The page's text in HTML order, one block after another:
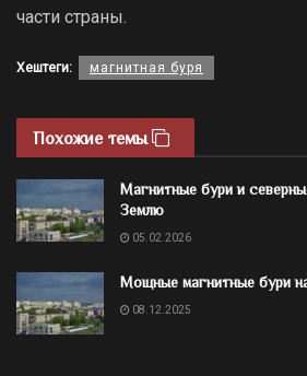
части страны.
Хештеги: магнитная буря
Похожие темы
Магнитные бури и
Землю
05.02.2026
Мощные магнитные бури
08.12.2025